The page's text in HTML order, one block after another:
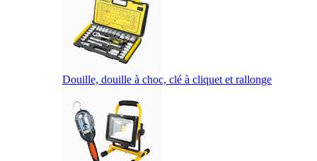
Douille, douille à choc, clé à cliquet et rallonge